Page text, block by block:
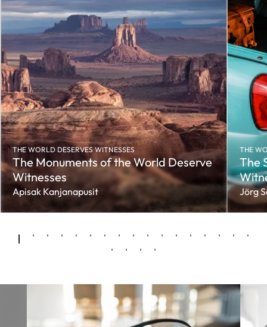
THE WORLD DESERVES WITNESSES
The Monuments of the World Deserve
Witnesses
Apisak Kanjanapusit
THE
The
Jörg